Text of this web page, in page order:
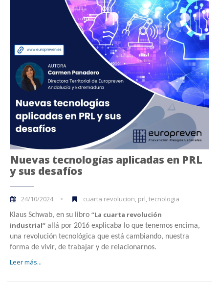
Nuevas tecnologías aplicadas en PRL
y sus desafíos
24/10/2024 cuarta revolucion, prl, tecnologia
Klaus Schwab, en su libro “La cuarta revolución
industrial” allá por 2016 explicaba lo que tenemos encima,
una revolución tecnológica que está cambiando, nuestra
forma de vivir, de trabajar y de relacionarnos.
Leer más...